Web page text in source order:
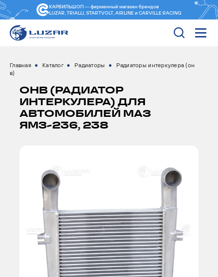
КАРВИЛЬШОП — фирменный магазин брендов
LUZAR, TRIALLI, STARTVOLT, AIRLINE и CARVILLE RACING
Главная Каталог Радиаторы
Радиаторы интеркулера (он
в)
ОНВ (РАДИАТОР
ИНТЕРКУЛЕРА) ДЛЯ
АВТОМОБИЛЕЙ МАЗ
ЯМЗ-236, 238